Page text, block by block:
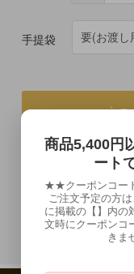
手提袋
ショ
この商品について問い
この商品を友達に教え
商品5,400円
ート
★★クーポンコー
ご注文予定の方
に掲載の【】内の
文時にクーポンコ
きま